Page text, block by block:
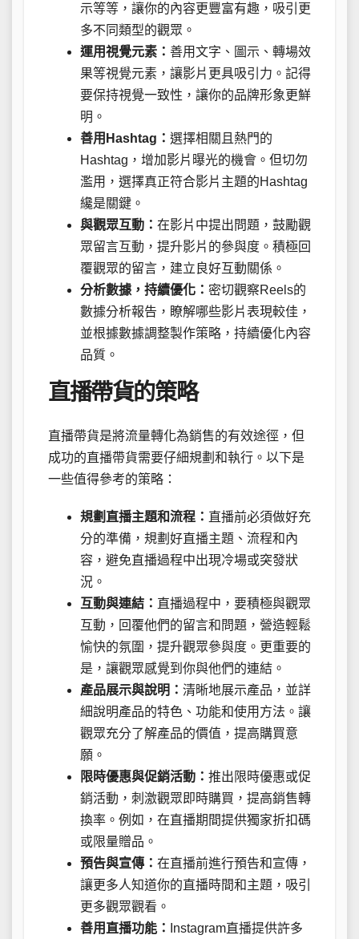
示等等，讓你的內容更豐富有趣，吸引更
多不同類型的觀眾。
運用視覺元素： 善用文字、圖示、轉場效
果等視覺元素，讓影片更具吸引力。記得
要保持視覺一致性，讓你的品牌形象更鮮
明。
善用Hashtag： 選擇相關且熱門的
Hashtag，增加影片曝光的機會。但切勿
濫用，選擇真正符合影片主題的Hashtag
纔是關鍵。
與觀眾互動： 在影片中提出問題，鼓勵觀
眾留言互動，提升影片的參與度。積極回
覆觀眾的留言，建立良好互動關係。
分析數據，持續優化： 密切觀察Reels的
數據分析報告，瞭解哪些影片表現較佳，
並根據數據調整製作策略，持續優化內容
品質。
直播帶貨的策略
直播帶貨是將流量轉化為銷售的有效途徑，但
成功的直播帶貨需要仔細規劃和執行。以下是
一些值得參考的策略：
規劃直播主題和流程： 直播前必須做好充
分的準備，規劃好直播主題、流程和內
容，避免直播過程中出現冷場或突發狀
況。
互動與連結： 直播過程中，要積極與觀眾
互動，回覆他們的留言和問題，營造輕鬆
愉快的氛圍，提升觀眾參與度。更重要的
是，讓觀眾感覺到你與他們的連結。
產品展示與說明： 清晰地展示產品，並詳
細說明產品的特色、功能和使用方法。讓
觀眾充分了解產品的價值，提高購買意
願。
限時優惠與促銷活動： 推出限時優惠或促
銷活動，刺激觀眾即時購買，提高銷售轉
換率。例如，在直播期間提供獨家折扣碼
或限量贈品。
預告與宣傳： 在直播前進行預告和宣傳，
讓更多人知道你的直播時間和主題，吸引
更多觀眾觀看。
善用直播功能：
Instagram直播提供許多